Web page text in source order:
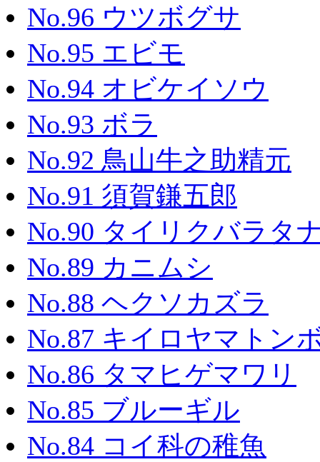
No.96 ウツボグサ
No.95 エビモ
No.94 オビケイソウ
No.93 ボラ
No.92 鳥山牛之助精元
No.91 須賀鎌五郎
No.90 タイリクバラタ
No.89 カニムシ
No.88 ヘクソカズラ
No.87 キイロヤマトン
No.86 タマヒゲマワリ
No.85 ブルーギル
No.84 コイ科の稚魚